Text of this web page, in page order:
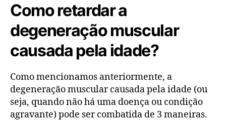
Como retardar a
degeneração muscular
causada pela idade?
Como mencionamos anteriormente, a
degeneração muscular causada pela idade (ou
seja, quando não há uma doença ou condição
agravante) pode ser combatida de 3 maneiras.